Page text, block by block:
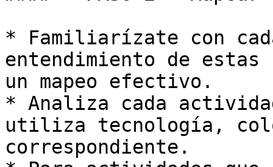
* Familiarízate con
entendimiento de
un mapeo efectivo.
* Analiza cada
utiliza tecnología,
correspondiente.